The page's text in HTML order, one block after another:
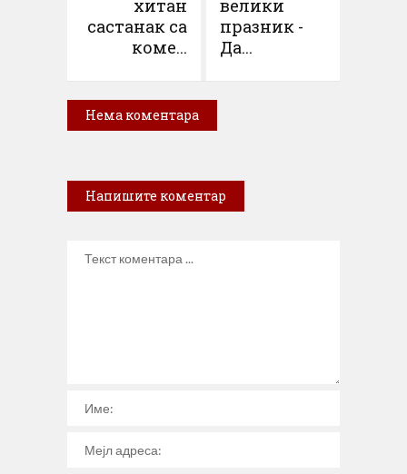
хитан
састанак са
коме...
велики
празник -
Да...
Нема коментара
Напишите коментар